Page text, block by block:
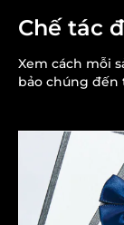
Chế tác
Xem cách mỗi
bảo chúng đến